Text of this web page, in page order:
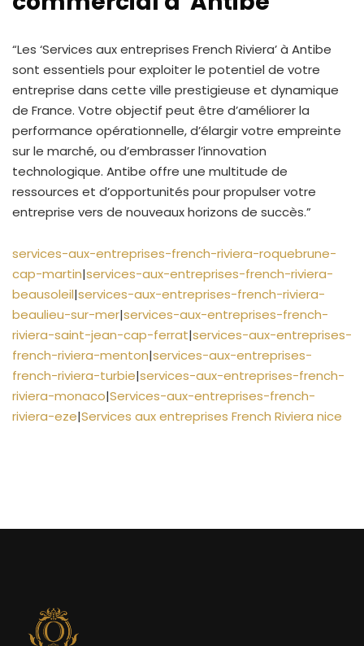
“Les ‘Services aux entreprises French Riviera’ à Antibe
sont essentiels pour exploiter le potentiel de votre
entreprise dans cette ville prestigieuse et dynamique
de France. Votre objectif peut être d’améliorer la
performance opérationnelle, d’élargir votre empreinte
sur le marché, ou d’embrasser l’innovation
technologique. Antibe offre une multitude de
ressources et d’opportunités pour propulser votre
entreprise vers de nouveaux horizons de succès.”
services-aux-entreprises-french-riviera-roquebrune-
cap-martin|services-aux-entreprises-french-riviera-
beausoleil|services-aux-entreprises-french-riviera-
beaulieu-sur-mer|services-aux-entreprises-french-
riviera-saint-jean-cap-ferrat|services-aux-entreprises-
french-riviera-menton|services-aux-entreprises-
french-riviera-turbie|services-aux-entreprises-french-
riviera-monaco|Services-aux-entreprises-french-
riviera-eze|Services aux entreprises French Riviera nice